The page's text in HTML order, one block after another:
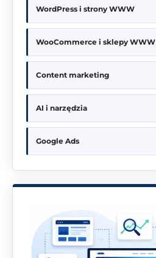
WordPress i strony WWW
WooCommerce i sklepy WWW
Content marketing
AI i narzędzia
Google Ads